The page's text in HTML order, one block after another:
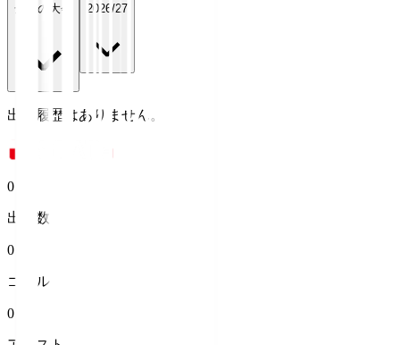
全ての大会 2026/27
出場履歴はありません。
0
出場数
0
ゴール
0